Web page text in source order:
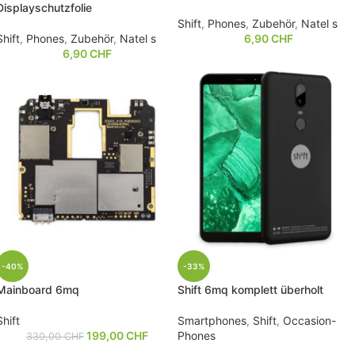
, Phones, Zubehör, Natel s
6,90CHF
Shift, Phones, Zubehör, Natel s
6,90CHF
-40%
6mq
330,00CHF 199,00CHF
-33%
Shift 6mq komplett überholt
Smartphones, Shift, Occasion-
Phones